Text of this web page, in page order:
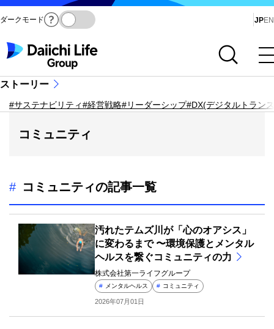
ダークモード JPEN
サイト内検索を開く
メインメニューを開く
ストーリー
#サステナビリティ#経営戦略#リーダーシップ#DX(デジタルトラン
コミュニティ
# コミュニティの記事一覧
汚れたテムズ川が「心のオアシス」
に変わるまで 〜環境保護とメンタル
ヘルスを繋ぐコミュニティの力
株式会社第一ライフグループ
# メンタルヘルス # コミュニティ
2026年07月01日